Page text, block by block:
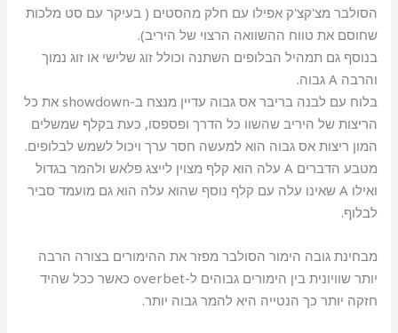
הסולבר מצ'קצ'ק אפילו עם חלק מהסטים ( בעיקר עם סט מלכות
שחוסם את טווח ההשוואה הרצוי של היריב).
בנוסף גם תמהיל הבלופים השתנה וכולל זוג שלישי או זוג נמוך
והרבה A גבוה.
בלוח עם לבנה בריבר אס גבוה עדיין מנצח ב-showdown את כל
הריצות של היריב שהשוו כל הדרך ופספסו, כעת בקלף שמשלים
המון ריצות אס גבוה הוא למעשה חסר ערך ויכול לשמש לבלופים.
מטבע הדברים A עלה הוא קלף מצוין לייצג פלאש ולהמר בגדול
ואילו A שאינו עלה עם קלף נוסף שהוא עלה הוא גם מועמד סביר
לבלוף.
מבחינת גובה הימור הסולבר מפזר את ההימורים בצורה הרבה
יותר שוויונית בין הימורים גבוהים ל-overbet כאשר ככל שהיד
חזקה יותר כך הנטייה היא להמר גבוה יותר.